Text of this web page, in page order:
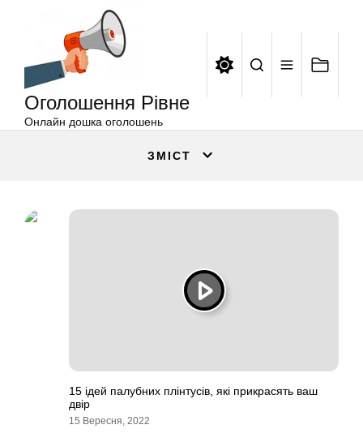
Оголошення Рівне
Онлайн дошка оголошень
ЗМІСТ
15 ідей палубних плінтусів, які прикрасять ваш
двір
15 Вересня, 2022